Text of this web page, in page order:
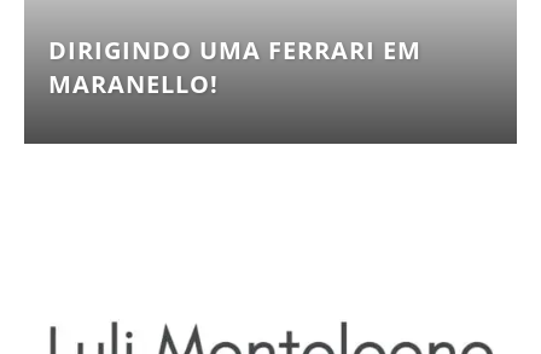
DIRIGINDO UMA FERRARI EM
MARANELLO!